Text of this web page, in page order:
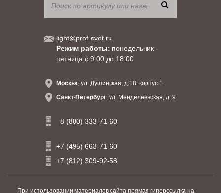
light@prof-svet.ru
Режим работы: понедельник -
пятница с 9:00 до 18:00
Москва, ул. Душинская, д.18, корпус 1
Санкт-Петербург, ул. Менделеевская, д. 9
8 (800) 333-71-60
+7 (495) 663-71-60
+7 (812) 309-92-58
При использовании материалов сайта прямая гиперссылка на